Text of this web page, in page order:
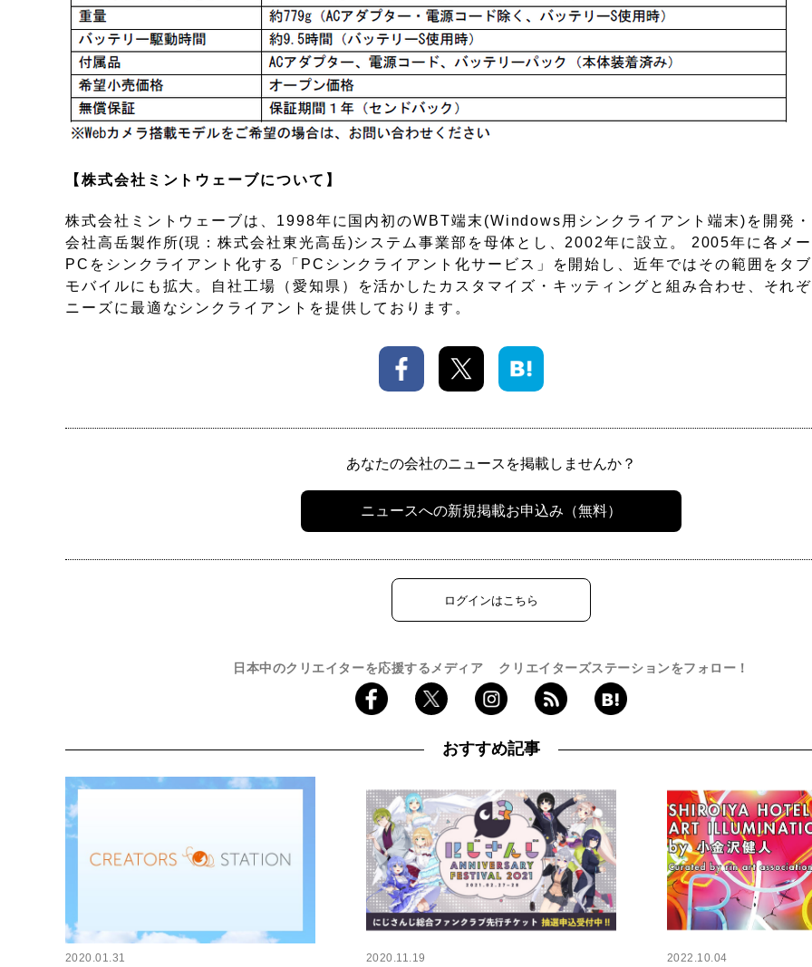
【株式会社ミントウェーブについて】
株式会社ミントウェーブは、1998年に国内初のWBT端末(Windows用シンクライアント端末)を開発
会社高岳製作所(現：株式会社東光高岳)システム事業部を母体とし、2002年に設立。 2005年に各メ
PCをシンクライアント化する「PCシンクライアント化サービス」を開始し、近年ではその範囲をタ
モバイルにも拡大。自社工場（愛知県）を活かしたカスタマイズ・キッティングと組み合わせ、それ
ニーズに最適なシンクライアントを提供しております。
あなたの会社のニュースを掲載しませんか？
ニュースへの新規掲載お申込み（無料）
ログインはこちら
日本中のクリエイターを応援するメディア クリエイターズステーションをフォロー！
おすすめ記事
2020.01.31 2020.11.19 2022.10.04